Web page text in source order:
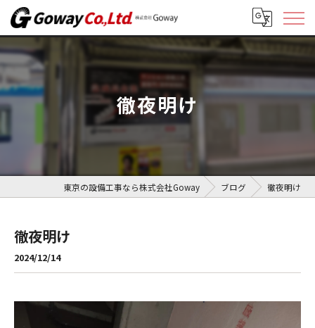
徹夜明け
東京の設備工事なら株式会社Goway ブログ 徹夜明け
徹夜明け
2024/12/14